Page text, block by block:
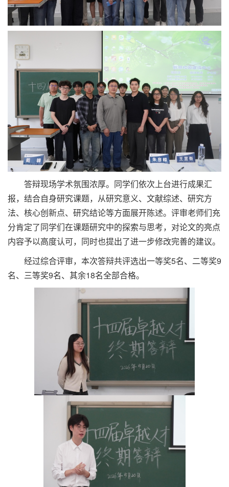
答辩现场学术氛围浓厚。同学们依次上台进行成果汇
报，结合自身研究课题，从研究意义、文献综述、研究方
法、核心创新点、研究结论等方面展开陈述。评审老师们充
分肯定了同学们在课题研究中的探索与思考，对论文的亮点
内容予以高度认可，同时也提出了进一步修改完善的建议。
经过综合评审，本次答辩共评选出一等奖5名、二等奖9
名、三等奖9名、其余18名全部合格。